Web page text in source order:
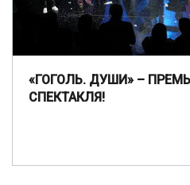
«ГОГОЛЬ. ДУШИ» –
СПЕКТАКЛЯ!